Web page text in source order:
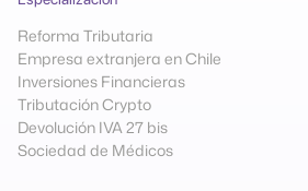
Reforma Tributaria
Empresa extranjera en Chile
Inversiones Financieras
Tributación Crypto
Devolución IVA 27 bis
Sociedad de Médicos